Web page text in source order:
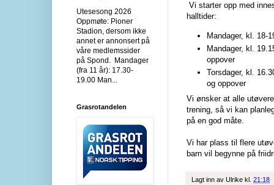
Vi starter opp med
halltider:
Mandager, kl. 18-
Mandager, kl.
oppover
Torsdager, kl.
og oppover
Vi ønsker at alle
trening, så vi kan
på en god måte.
Vi har plass til flere
barn vil begynne på
Lagt inn av Ulrike kl. 21:18
Utesesong 2026
Oppmøte: Pioner
Stadion, dersom ikke
annet er annonsert på
våre medlemssider
på Spond. Mandager
(fra 11 år): 17.30-
19.00 Man...
Grasrotandelen